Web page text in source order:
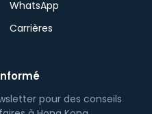
WhatsApp
Carrières
pour des conseils